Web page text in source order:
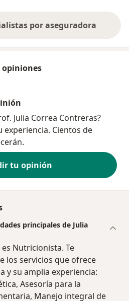
por aseguradora
opiniones
Julia Correa Contreras?
Cientos de
tu opinión
principales de Julia
Nutricionista. Te
los servicios que ofrece
y su amplia experiencia:
Asesoría para la
Manejo integral de